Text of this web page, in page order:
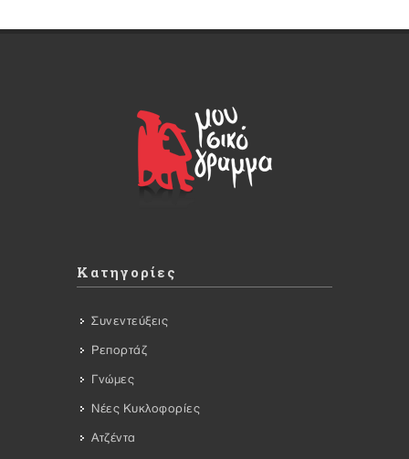
Κατηγορίες
Συνεντεύξεις
Ρεπορτάζ
Γνώμες
Νέες Κυκλοφορίες
Ατζέντα